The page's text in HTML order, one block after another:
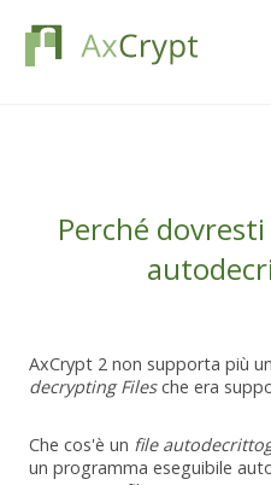
Risorse
Blog
Perché
AxCrypt 2 non supporta più
decrypting Filesche era
Che cos'è un file
un programma eseguibile